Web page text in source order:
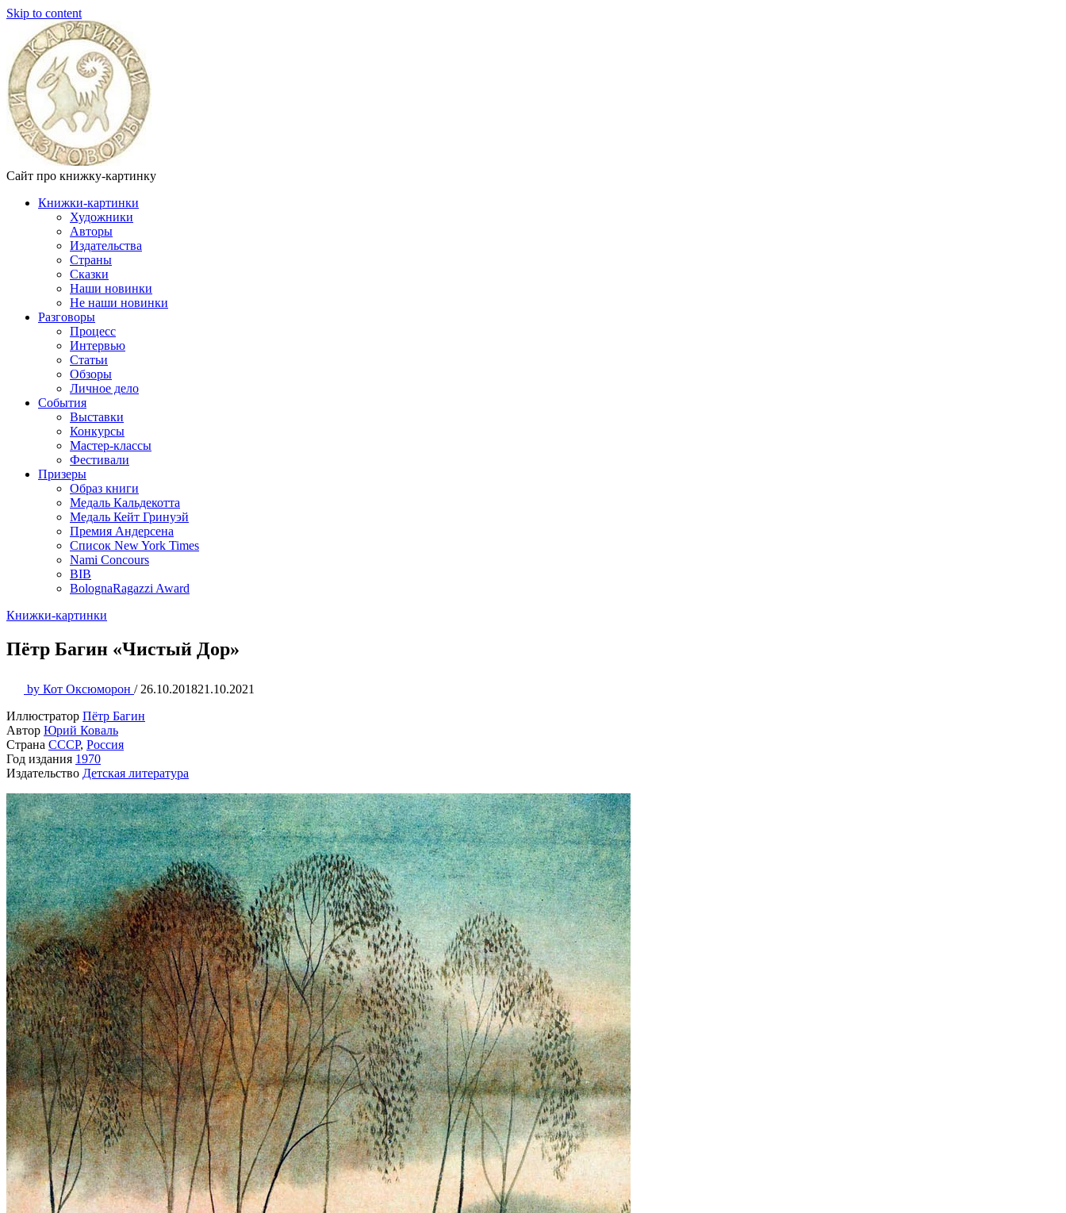
Skip to content
Сайт про книжку-картинку
Книжки-картинки
Художники
Авторы
Издательства
Страны
Сказки
Наши новинки
Не наши новинки
Разговоры
Процесс
Интервью
Статьи
Обзоры
Личное дело
События
Выставки
Конкурсы
Мастер-классы
Фестивали
Призеры
Образ книги
Медаль Кальдекотта
Медаль Кейт Гринуэй
Премия Андерсена
Список New York Times
Nami Concours
BIB
BolognaRagazzi Award
Книжки-картинки
Пётр Багин «Чистый Дор»
by Кот Оксюморон / 26.10.201821.10.2021
Иллюстратор Пётр Багин
Автор Юрий Коваль
Страна СССР, Россия
Год издания 1970
Издательство Детская литература